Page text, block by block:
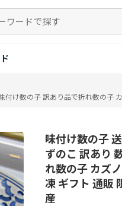
け数の子 訳あり品で折れ数の子
味付け数の子
ずのこ 訳あり
れ数の子 カズ
凍 ギフト 通販
産